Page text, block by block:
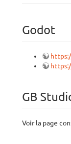
Godot
GB
Voir la page